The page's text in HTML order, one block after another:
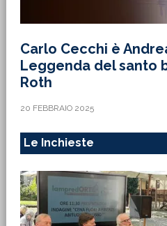
Carlo Cecchi è
Leggenda del santo
Roth
20 FEBBRAIO 2025
Le Inchieste